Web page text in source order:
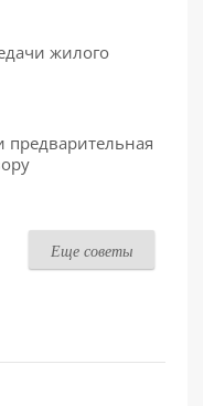
жилого
предварительная
Еще советы